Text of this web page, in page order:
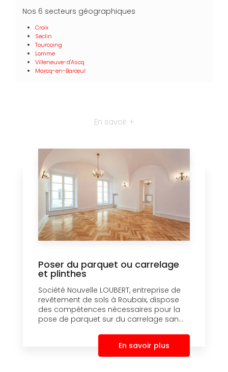
Nos 6 secteurs géographiques
Croix
Seclin
Tourcoing
Lomme
Villeneuve-d'Ascq
Marcq-en-Barœul
En savoir +
Poser du parquet ou carrelage
et plinthes
Société Nouvelle LOUBERT, entreprise de
revêtement de sols à Roubaix, dispose
des compétences nécessaires pour la
pose de parquet sur du carrelage san...
En savoir plus